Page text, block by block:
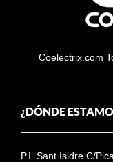
Coelectrix.com
¿DÓNDE
P.I. Sant Isidre C/